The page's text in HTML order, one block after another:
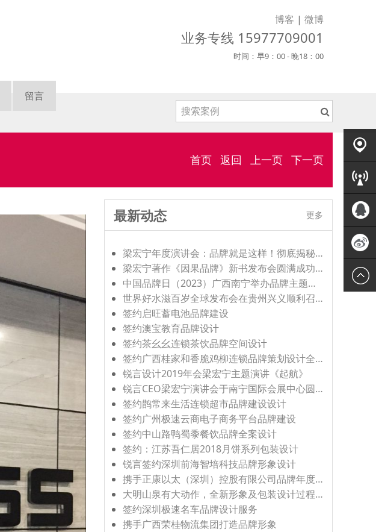
博客 | 微博
业务专线 15977709001
时间：早9：00 - 晚18：00
留言
首页 返回 上一页 下一页
最新动态 更多
梁宏宁年度演讲会：品牌就是这样！彻底揭秘品牌的底层逻辑。
梁宏宁著作《因果品牌》新书发布会圆满成功，助力中国品牌崛起。
中国品牌日（2023）广西南宁举办品牌主题活动圆满成功
世界好水滋百岁全球发布会在贵州兴义顺利召开
签约启旺蓄电池品牌建设
签约澳宝教育品牌设计
签约茶幺幺连锁茶饮品牌空间设计
签约广西桂家和香脆鸡柳连锁品牌策划设计全案
锐言设计2019年会梁宏宁主题演讲《起航》
锐言CEO梁宏宁演讲会于南宁国际会展中心圆满结束！广西设计界盛会《2019设计突围》
签约鹊常来生活连锁超市品牌建设设计
签约广州极速云商电子商务平台品牌建设
签约中山路鸭蜀黍餐饮品牌全案设计
签约：江苏吾仁居2018月饼系列包装设计
锐言签约深圳前海智培科技品牌形象设计
携手正康以太（深圳）控股有限公司品牌年度服务
大明山泉有大动作，全新形象及包装设计过程大曝光，设计及水行业被震到了！
签约深圳极速名车品牌设计服务
携手广西荣桂物流集团打造品牌形象
客户案
例
客服中
心QQ客
服
新浪微